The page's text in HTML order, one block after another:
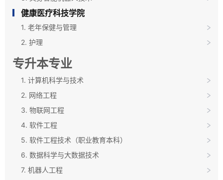
健康医疗科技学院
1. 老年保健与管理
2. 护理
专升本专业
1. 计算机科学与技术
2. 网络工程
3. 物联网工程
4. 软件工程
5. 软件工程技术（职业教育本科）
6. 数据科学与大数据技术
7. 机器人工程